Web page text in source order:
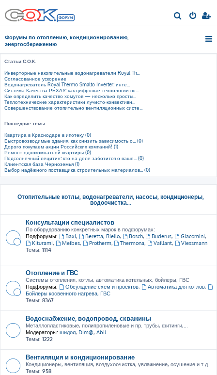
о
Форумы по отоплению, кондиционированию,
энергосбережению
Статьи С.О.К.
Инверторные накопительные водонагреватели Royal Th...
Согласованное ускорение
Водонагреватель Royal Thermo Smalto Inverter: инте...
Система Качества РЕХАУ: как цифровые технологии по...
Как определить качество хомутов — несколько просты...
Теплотехнические характеристики лучисто-конвективн...
Совершенствование отопительно-вентиляционных систе...
Последние темы
Квартира в Краснодаре в ипотеку (0)
Быстровозводимые здания: как снизить зависимость о... (0)
Дорого покупаем акции Российских компаний! (1)
Ремонт однокомнатной квартиры (0)
Подсолнечный лецитин: кто на деле заботится о ваше... (0)
Клиентская база Черноземья (1)
Выбор надёжного поставщика строительных материалов... (0)
Отопительные котлы, водонагреватели, насосы, кондиционеры,
водоочистка...
Консультации специалистов
По оборудованию конкретных марок в подфорумах:
Подфорумы:
Baxi, Beretta, Riello, Bosch, Buderus, Giacomini,
Kiturami, Meibes, Protherm, Thermona, Vaillant,
Viessmann
Темы: 1114
Отопление и ГВС
Системы отопления, котлы, автоматика котельных, бойлеры, ГВС
Подфорумы:
Обсуждение схем и проектов, Автоматика для котлов,
Бойлеры косвенного нагрева, ГВС
Темы: 8367
Водоснабжение, водопровод, скважины
Металлопластиковые, полипропиленовые и пр. трубы, фитинги,...
Модераторы: шидол, Dim@, Abil
Темы: 1222
Вентиляция и кондиционирование
Кондиционеры, вентиляция, воздухоочистка, увлажнение, осушение и т.д.
Темы: 958